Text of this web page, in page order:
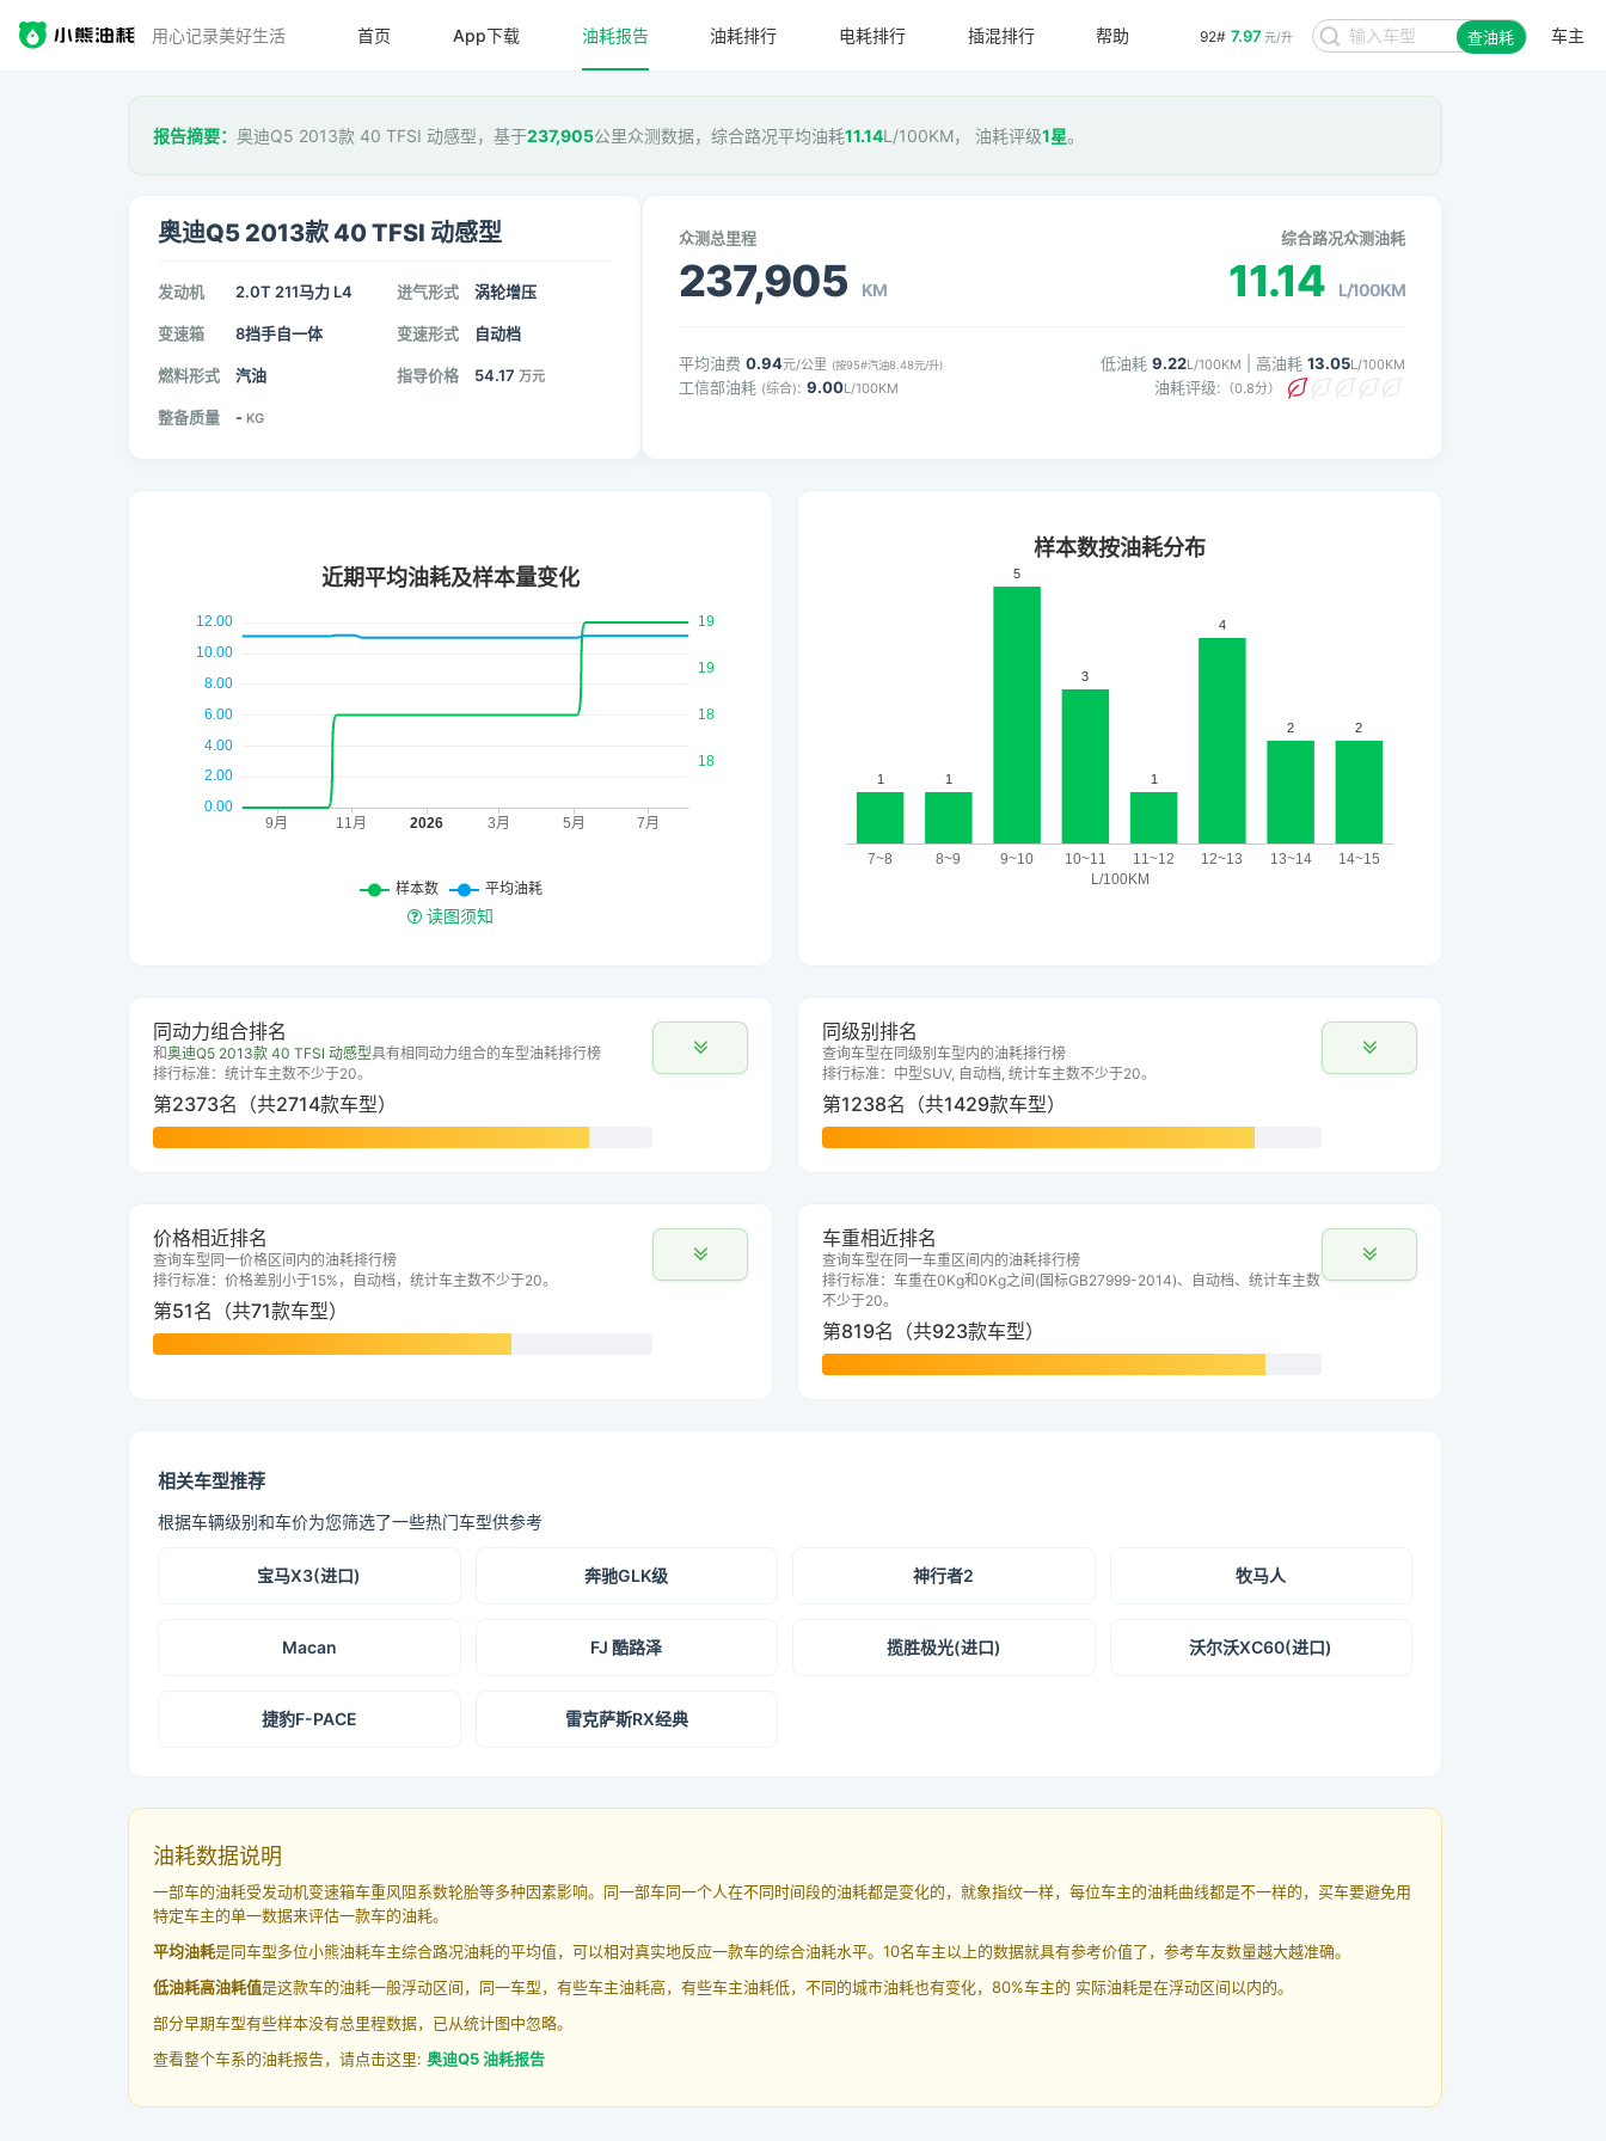
用心记录美好生活 92# 7.97 元/升 查油耗 车主
首页 App下载 油耗报告 油耗排行 电耗排行 插混排行 帮助
报告摘要： 奥迪Q5 2013款 40 TFSI 动感型，基于237,905公里众测数据，综合路况平均油耗11.14L/100KM， 油耗评级1星。
奥迪Q5 2013款 40 TFSI 动感型
发动机 2.0T 211马力 L4 进气形式 涡轮增压
变速箱 8挡手自一体 变速形式 自动档
燃料形式 汽油 指导价格 54.17 万元
整备质量 - KG
众测总里程
237,905 KM
综合路况众测油耗
11.14 L/100KM
平均油费 0.94元/公里 (按95#汽油8.48元/升)
工信部油耗 (综合): 9.00L/100KM
低油耗 9.22L/100KM | 高油耗 13.05L/100KM
油耗评级: （0.8分）
读图须知
同动力组合排名
和奥迪Q5 2013款 40 TFSI 动感型具有相同动力组合的车型油耗排行榜
排行标准：统计车主数不少于20。
第2373名（共2714款车型）
同级别排名
查询车型在同级别车型内的油耗排行榜
排行标准：中型SUV, 自动档, 统计车主数不少于20。
第1238名（共1429款车型）
价格相近排名
查询车型同一价格区间内的油耗排行榜
排行标准：价格差别小于15%，自动档，统计车主数不少于20。
第51名（共71款车型）
车重相近排名
查询车型在同一车重区间内的油耗排行榜
排行标准：车重在0Kg和0Kg之间(国标GB27999-2014)、自动档、统计车主数
不少于20。
第819名（共923款车型）
相关车型推荐
根据车辆级别和车价为您筛选了一些热门车型供参考
宝马X3(进口) 奔驰GLK级 神行者2 牧马人
Macan FJ 酷路泽 揽胜极光(进口) 沃尔沃XC60(进口)
捷豹F-PACE 雷克萨斯RX经典
油耗数据说明
一部车的油耗受发动机变速箱车重风阻系数轮胎等多种因素影响。同一部车同一个人在不同时间段的油耗都是变化的，就象指纹一样，每位车主的油耗曲线都是不一样的，买车要避免用
特定车主的单一数据来评估一款车的油耗。
平均油耗是同车型多位小熊油耗车主综合路况油耗的平均值，可以相对真实地反应一款车的综合油耗水平。10名车主以上的数据就具有参考价值了，参考车友数量越大越准确。
低油耗高油耗值是这款车的油耗一般浮动区间，同一车型，有些车主油耗高，有些车主油耗低，不同的城市油耗也有变化，80%车主的 实际油耗是在浮动区间以内的。
部分早期车型有些样本没有总里程数据，已从统计图中忽略。
查看整个车系的油耗报告，请点击这里: 奥迪Q5 油耗报告